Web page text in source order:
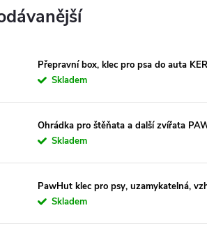
Přepravní box, klec pro psa do auta
Skladem
Ohrádka pro štěňata a další zvířata
Skladem
PawHut klec pro psy, uzamykatelná,
Skladem